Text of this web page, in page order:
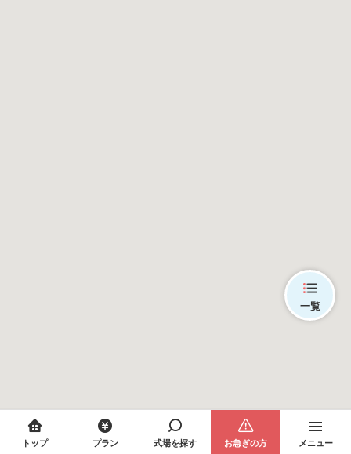
一覧
トップ プラン 式場を探す お急ぎの方 メニュー